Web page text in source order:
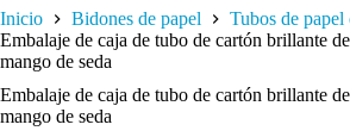
Inicio Bidones de papel
Tubos de papel
Embalaje de caja de tubo de cartón brillante
mango de seda
Embalaje de caja de tubo de cartón brillante
mango de seda